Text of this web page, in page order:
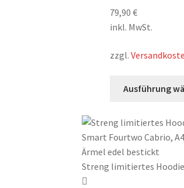
79,90€
inkl. MwSt.
zzgl.
Ausführung
Streng limitiertes